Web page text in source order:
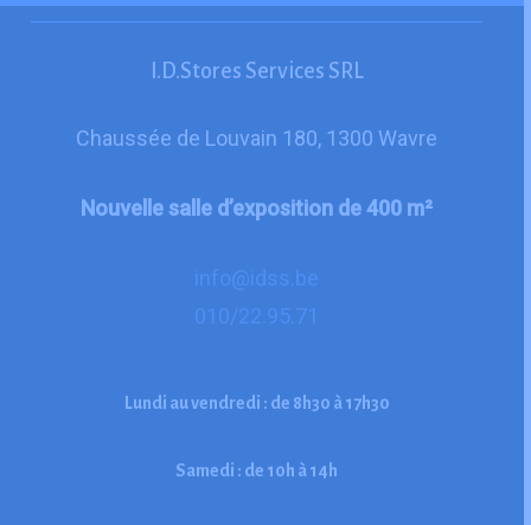
I.D.Stores Services SRL
Chaussée de Louvain 180, 1300 Wavre
Nouvelle salle d’exposition de 400 m²
info@idss.be
010/22.95.71
Lundi auvendredi : de 8h30 à 17h30
Samedi : de 10h à14h